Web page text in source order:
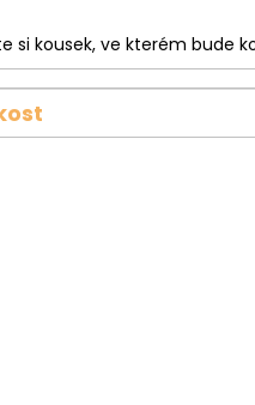
si kousek, ve kterém bude